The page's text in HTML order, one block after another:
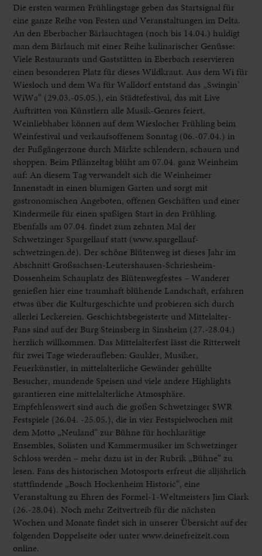
Die ersten warmen Frühlingstage geben das Startsignal für
eine ganze Reihe von Festen und Veranstaltungen im Delta.
An den Eberbacher Bärlauchtagen (noch bis 14.04.) huldigt
man dem Bärlauch mit einer Reihe kulinarischer Genüsse:
Viele Restaurants und Gaststätten in Eberbach reservieren
einen besonderen Platz für dieses Wildkraut. Aus dem Wi für
Wiesloch und dem Wa für Walldorf entstand das „Swingin’
WiWa“ (29.03.-05.05.), ein Städtefestival, das mit Live
Auftritten von Künstlern alle Musik-Genres feiert.
Weinliebhaber können auf dem Wieslocher Frühling beim
Weinfestival und verkaufsoffenem Sonntag (06.-07.04.) in
der Fußgängerzone durch Märkte schlendern, schauen und
shoppen. Beim Pflänzeltag blüht am 07.04. ganz Weinheim
auf: An diesem Tag verwandelt sich die Weinheimer
Innenstadt in einen blumigen Garten und sorgt mit
gastronomischen Angeboten, offenen Geschäften und einer
Kindermeile für einen spaßigen Start in den Frühling.
Ebenfalls am 07.04. findet zum zehnten Mal der
Schwetzinger Spargellauf statt (www.spargellauf-
schwetzingen.de). Der schöne Blütenweg ist dieses Jahr im
Abschnitt Großsachsen-Leutershausen-Schriesheim-
Dossenheim Schauplatz des Blütenwegfestes – Wanderer
genießen hier eine traumhaft blühende Landschaft, erfahren
etwas über die Kulturgeschichte und probieren sich durch
allerlei Leckereien. Geschichtsbegeisterte und Mittelalter-
Fans sind auf der Burg Steinsberg in Sinsheim (27.-28.04.)
herzlich willkommen. Das Mittelalterfest lässt die Ritterwelt
für zwei Tage wiederaufleben: Gaukler, Musiker,
Feuerkünstler, in mittelalterliche Gewänder gehüllte
Besucher, mundende Speisen und viele andere Highlights
garantieren eine mittelalterliche Atmosphäre.
Empfehlenswert sind auch die großen Schwetzinger SWR
Festspiele (26.04. -25.05.), die in vier Festspielwochen mit
dem Motto „Neuland“ zur Bühne für hochkarätige
Ensembles, Solisten und Kammermusiker im Schwetzinger
Schloss werden – mehr dazu ist in der Rubrik „Bühne“ zu
lesen. Fans des historischen Motosports erfreut die alljährlich
stattfindende „Bosch Hockenheim Historic“, eine
Veranstaltung zu Ehren des Formel-1-Weltmeisters Jim Clark
(26.-28.04). Noch mehr Zeitvertreib für die nächsten
Wochen und Monate findet sich in unserer Übersicht auf der
folgenden Doppelseite oder unter www.deinefreizeit.com
online.